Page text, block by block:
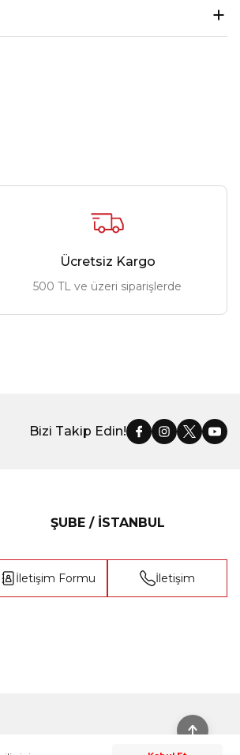
Ücretsiz Kargo
500 TL ve üzeri siparişlerde
Bizi Takip Edin!
ŞUBE / İSTANBUL
İletişim Formu İletişim